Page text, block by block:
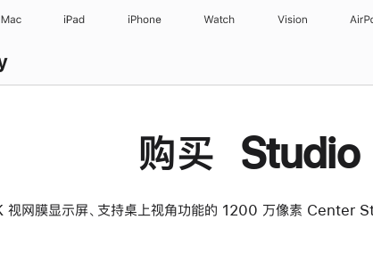
Mac iPad iPhone Watch Vision
购买 Studio
网膜显示屏、支持桌上视角功能的 1200 万像素 Center